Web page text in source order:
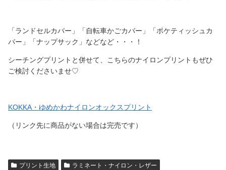
「ランドセルカバー」「自転車かごカバー」「ポケティッシュカ
バー」「ナップサック」などなど・・・！
シーチングプリントと併せて、こちらのナイロンプリントもぜひ
ご検討くださいませ♡
KOKKA・ゆめかわナイロンオックスプリント
（リンク先に商品がない場合は完売です）
プリント生地 ラミネート・ナイロン・レザー